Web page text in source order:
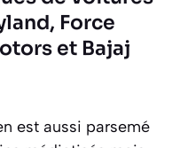
Force
et Bajaj
est aussi parsemé